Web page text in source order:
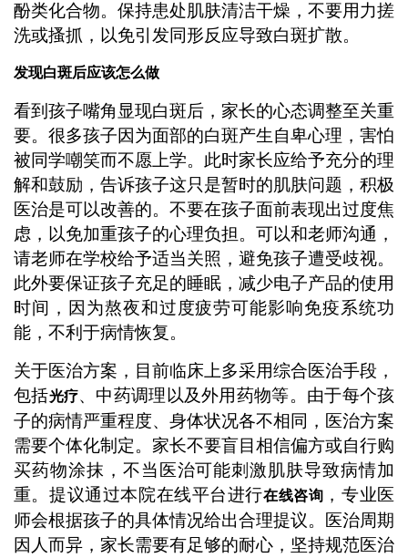
酚类化合物。保持患处肌肤清洁干燥，不要用力搓
洗或搔抓，以免引发同形反应导致白斑扩散。
发现白斑后应该怎么做
看到孩子嘴角显现白斑后，家长的心态调整至关重
要。很多孩子因为面部的白斑产生自卑心理，害怕
被同学嘲笑而不愿上学。此时家长应给予充分的理
解和鼓励，告诉孩子这只是暂时的肌肤问题，积极
医治是可以改善的。不要在孩子面前表现出过度焦
虑，以免加重孩子的心理负担。可以和老师沟通，
请老师在学校给予适当关照，避免孩子遭受歧视。
此外要保证孩子充足的睡眠，减少电子产品的使用
时间，因为熬夜和过度疲劳可能影响免疫系统功
能，不利于病情恢复。
关于医治方案，目前临床上多采用综合医治手段，
包括光疗、中药调理以及外用药物等。由于每个孩
子的病情严重程度、身体状况各不相同，医治方案
需要个体化制定。家长不要盲目相信偏方或自行购
买药物涂抹，不当医治可能刺激肌肤导致病情加
重。提议通过本院在线平台进行在线咨询 ，专业医
师会根据孩子的具体情况给出合理提议。医治周期
因人而异，家长需要有足够的耐心，坚持规范医治